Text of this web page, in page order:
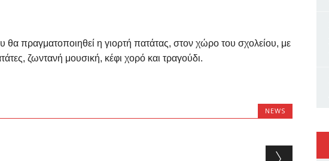
θα πραγματοποιηθεί η γιορτή πατάτας, στον χώρο του σχολείου, με
ζωντανή μουσική, κέφι χορό και τραγούδι.
NEWS